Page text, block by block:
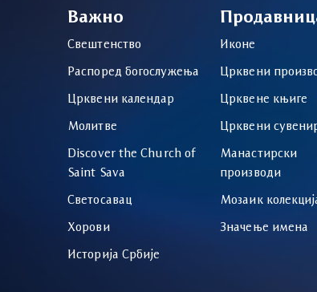
Важно
Свештенство
Распоред богослужења
Црквени календар
Молитве
Discover the Church of
Saint Sava
Светосавац
Хорови
Историја Србије
Иконе
Црквени
Црквене књиге
Црквени
Манастирски
производи
Мозаик
Значење имена